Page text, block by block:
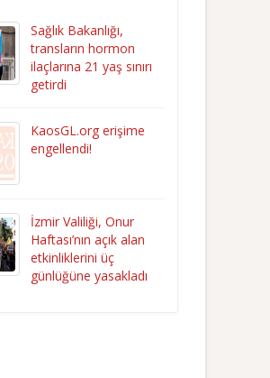
Sağlık Bakanlığı,
transların hormon
ilaçlarına 21 yaş sınırı
getirdi
KaosGL.org erişime
engellendi!
İzmir Valiliği, Onur
Haftası’nın açık alan
etkinliklerini üç
günlüğüne yasakladı